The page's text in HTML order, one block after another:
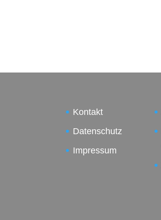
Kontakt
Datenschutz
Impressum